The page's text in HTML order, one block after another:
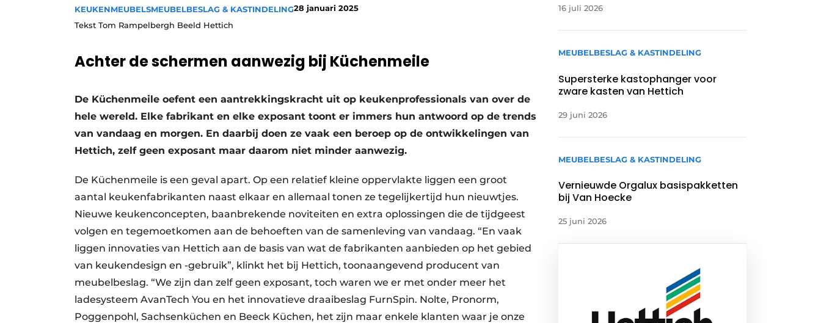
Vacature aanmelden
Video’s
KEUKENMEUBELSMEUBELBESLAG & KASTINDELING28 januari 2025
Tekst Tom Rampelbergh Beeld Hettich
Achter de schermen aanwezig bij Küchenmeile
De Küchenmeile oefent een aantrekkingskracht uit op keukenprofessionals van over de
hele wereld. Elke fabrikant en elke exposant toont er immers hun antwoord op de trends
van vandaag en morgen. En daarbij doen ze vaak een beroep op de ontwikkelingen van
Hettich, zelf geen exposant maar daarom niet minder aanwezig.
De Küchenmeile is een geval apart. Op een relatief kleine oppervlakte liggen een groot
aantal keukenfabrikanten naast elkaar en allemaal tonen ze tegelijkertijd hun nieuwtjes.
Nieuwe keukenconcepten, baanbrekende noviteiten en extra oplossingen die de tijdgeest
volgen en tegemoetkomen aan de behoeften van de samenleving van vandaag. “En vaak
liggen innovaties van Hettich aan de basis van wat de fabrikanten aanbieden op het gebied
van keukendesign en -gebruik”, klinkt het bij Hettich, toonaangevend producent van
meubel­beslag. “We zijn dan zelf geen exposant, toch waren we er met onder meer het
ladesysteem AvanTech You en het innovatieve draaibeslag FurnSpin. Nolte, Pronorm,
Poggenpohl, Sachsenküchen en Beeck Küchen, het zijn maar enkele klanten waar je onze
16 juli 2026
MEUBELBESLAG & KASTINDELING
Supersterke kastophanger voor
zware kasten van Hettich
29 juni 2026
MEUBELBESLAG & KASTINDELING
Vernieuwde Orgalux basispakketten
bij Van Hoecke
25 juni 2026